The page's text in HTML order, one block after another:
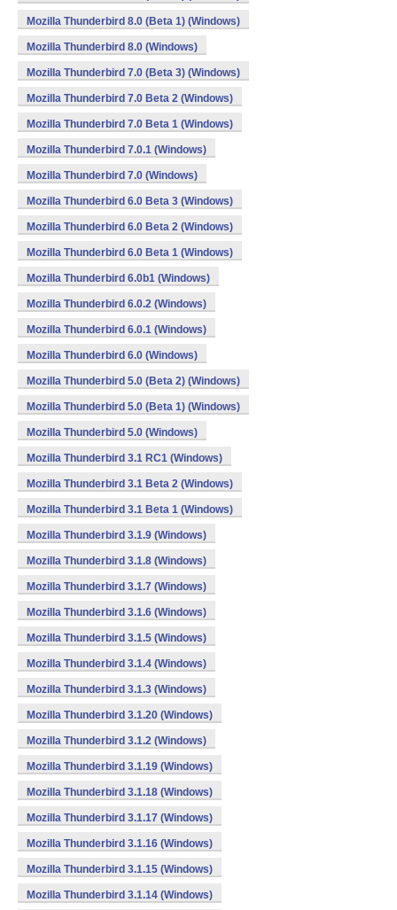
Mozilla Thunderbird 8.0 (Beta 1) (Windows)
Mozilla Thunderbird 8.0 (Windows)
Mozilla Thunderbird 7.0 (Beta 3) (Windows)
Mozilla Thunderbird 7.0 Beta 2 (Windows)
Mozilla Thunderbird 7.0 Beta 1 (Windows)
Mozilla Thunderbird 7.0.1 (Windows)
Mozilla Thunderbird 7.0 (Windows)
Mozilla Thunderbird 6.0 Beta 3 (Windows)
Mozilla Thunderbird 6.0 Beta 2 (Windows)
Mozilla Thunderbird 6.0 Beta 1 (Windows)
Mozilla Thunderbird 6.0b1 (Windows)
Mozilla Thunderbird 6.0.2 (Windows)
Mozilla Thunderbird 6.0.1 (Windows)
Mozilla Thunderbird 6.0 (Windows)
Mozilla Thunderbird 5.0 (Beta 2) (Windows)
Mozilla Thunderbird 5.0 (Beta 1) (Windows)
Mozilla Thunderbird 5.0 (Windows)
Mozilla Thunderbird 3.1 RC1 (Windows)
Mozilla Thunderbird 3.1 Beta 2 (Windows)
Mozilla Thunderbird 3.1 Beta 1 (Windows)
Mozilla Thunderbird 3.1.9 (Windows)
Mozilla Thunderbird 3.1.8 (Windows)
Mozilla Thunderbird 3.1.7 (Windows)
Mozilla Thunderbird 3.1.6 (Windows)
Mozilla Thunderbird 3.1.5 (Windows)
Mozilla Thunderbird 3.1.4 (Windows)
Mozilla Thunderbird 3.1.3 (Windows)
Mozilla Thunderbird 3.1.20 (Windows)
Mozilla Thunderbird 3.1.2 (Windows)
Mozilla Thunderbird 3.1.19 (Windows)
Mozilla Thunderbird 3.1.18 (Windows)
Mozilla Thunderbird 3.1.17 (Windows)
Mozilla Thunderbird 3.1.16 (Windows)
Mozilla Thunderbird 3.1.15 (Windows)
Mozilla Thunderbird 3.1.14 (Windows)